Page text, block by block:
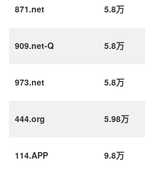
871.net 5.8万
909.net-Q 5.8万
973.net 5.8万
444.org 5.98万
114.APP 9.8万